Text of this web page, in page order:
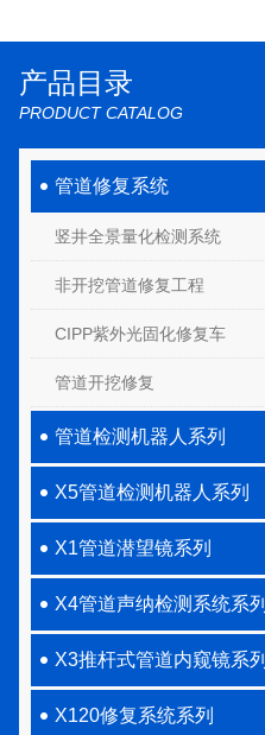
产品目录
PRODUCT CATALOG
管道修复系统
竖井全景量化检测系统
非开挖管道修复工程
CIPP紫外光固化修复车
管道开挖修复
管道检测机器人系列
X5管道检测机器人系列
X1管道潜望镜系列
X4管道声纳检测系统系列
X3推杆式管道内窥镜系列
X120修复系统系列